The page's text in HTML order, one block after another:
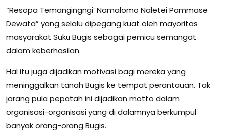
“Resopa Temangingngi’ Namalomo Naletei Pammase
Dewata” yang selalu dipegang kuat oleh mayoritas
masyarakat Suku Bugis sebagai pemicu semangat
dalam keberhasilan.
Hal itu juga dijadikan motivasi bagi mereka yang
meninggalkan tanah Bugis ke tempat perantauan. Tak
jarang pula pepatah ini dijadikan motto dalam
organisasi-organisasi yang di dalamnya berkumpul
banyak orang-orang Bugis.